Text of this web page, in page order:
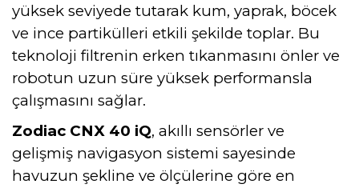
yüksek seviyede tutarak kum, yaprak, böcek
ve ince partikülleri etkili şekilde toplar. Bu
teknoloji filtrenin erken tıkanmasını önler ve
robotun uzun süre yüksek performansla
çalışmasını sağlar.
Zodiac CNX 40 iQ, akıllı sensörler ve
gelişmiş navigasyon sistemi sayesinde
havuzun şekline ve ölçülerine göre en